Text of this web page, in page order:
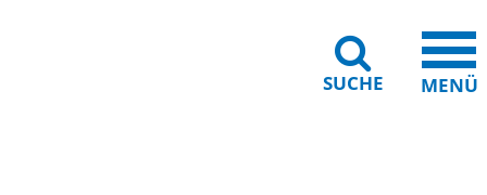
SUCHE MENÜ